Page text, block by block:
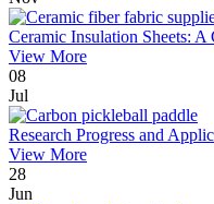
Ceramic Insulation Sheets: A
View More
08
Jul
Research Progress and
View More
28
Jun